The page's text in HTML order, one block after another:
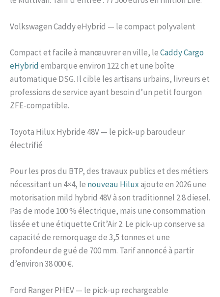
Volkswagen Caddy eHybrid — le compact polyvalent
Compact et facile à manœuvrer en ville, leCaddy Cargo
eHybridembarque environ 122 ch et une boîte
automatique DSG. Il cible les artisans urbains, livreurs et
professions de service ayant besoin d’un petit fourgon
ZFE-compatible.
Toyota Hilux Hybride 48V — le pick-up baroudeur
électrifié
Pour les pros du BTP, des travaux publics et des métiers
nécessitant un 4×4, le nouveau Hiluxajoute en 2026 une
motorisation mild hybrid 48V à son traditionnel 2.8 diesel.
Pas de mode 100 % électrique, mais une consommation
lissée et une étiquette Crit’Air 2. Le pick-up conserve sa
capacité de remorquage de 3,5 tonnes et une
profondeur de gué de 700 mm. Tarif annoncé à partir
d’environ 38 000 €.
Ford Ranger PHEV — le pick-up rechargeable